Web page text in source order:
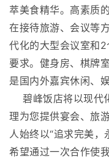
萃美食精华。高素质
在接待旅游、会议等
代化的大型会议室和
要求。健身房、棋牌
是国内外嘉宾休闲、
碧峰饭店将以现代
理为您提供宴会、旅
人始终以“追求完美，
希望通过一次合作使